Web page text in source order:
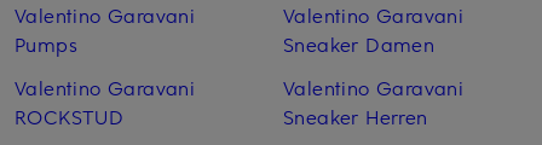
Valentino Garavani
Pumps
Valentino Garavani
ROCKSTUD
Valentino Garavani
Sneaker Damen
Valentino Garavani
Sneaker Herren